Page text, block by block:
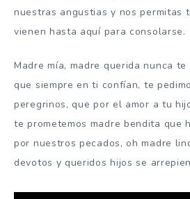
nuestras angustias y nos permitas
vienen hasta aquí para consolarse.
Madre mía, madre querida nunca
que siempre en ti confían, te
peregrinos, que por el amor a tu
te prometemos madre bendita que
por nuestros pecados, oh madre
devotos y queridos hijos se